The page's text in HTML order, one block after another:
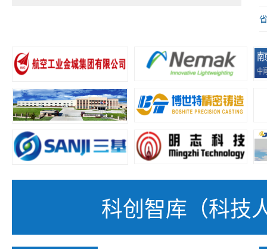
科创智库（科技